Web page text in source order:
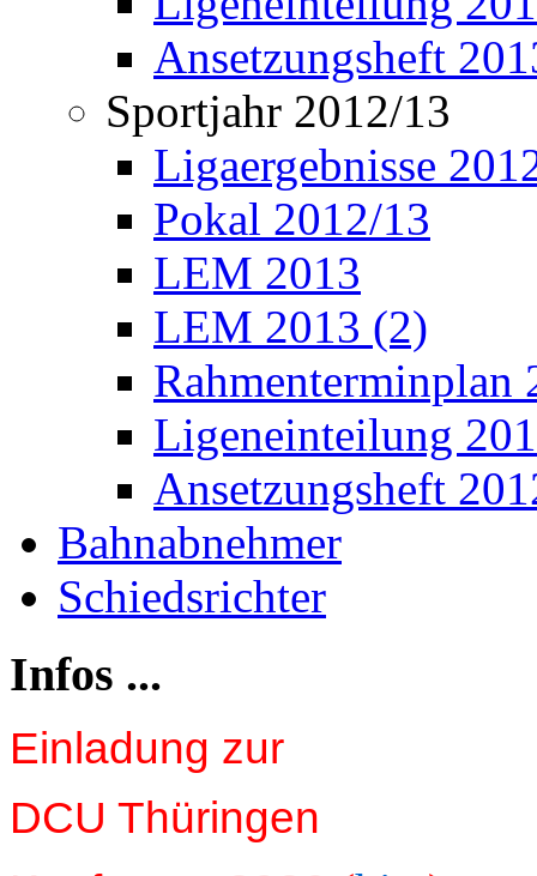
Ansetzungsheft
Sportjahr 2012/13
Ligaergebnisse
Pokal 2012/13
LEM 2013
LEM 2013 (2)
Rahmenterminplan
Ligeneinteilung
Ansetzungsheft
Bahnabnehmer
Schiedsrichter
Infos ...
Einladung zur
DCU Thüringen